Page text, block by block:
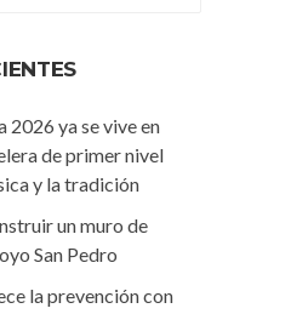
2026 ya se vive en
de primer nivel
y la tradición
un muro de
San Pedro
la prevención con